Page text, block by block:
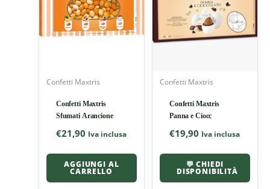
Confetti Maxtris
Confetti Maxtris
Sfumati Arancione
€21,90 Iva inclusa
AGGIUNGI AL
CARRELLO
Confetti Maxtris
Confetti Maxtris
Panna e Ciocc
€19,90 Iva inclusa
💬 CHIEDI
DISPONIBILITÀ